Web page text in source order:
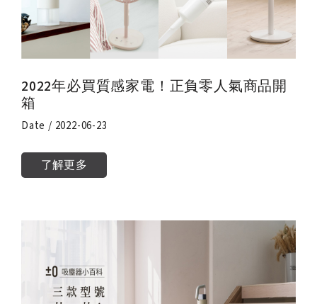
2022年必買質感家電！正負零人氣商品開
箱
Date / 2022-06-23
了解更多